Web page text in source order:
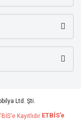
Ltd. Şti.
ETBİS’e